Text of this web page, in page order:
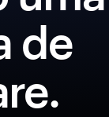
de